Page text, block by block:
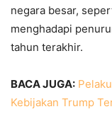
negara besar,
menghadapi
tahun terakhir.
BACA JUGA:
Kebijakan Trump